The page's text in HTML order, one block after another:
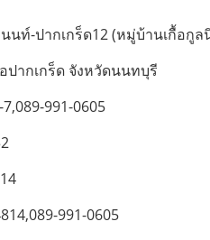
นท์-ปากเกร็ด12 (หมู่บ้านเกื้อกูล
ากเกร็ด จังหวัดนนทบุรี
991-0605
991-0605